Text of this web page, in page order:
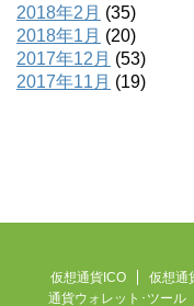
2018年2月 (35)
2018年1月 (20)
2017年12月 (53)
2017年11月 (19)
仮想通貨ICO 仮想通
通貨ウォレット･ツール